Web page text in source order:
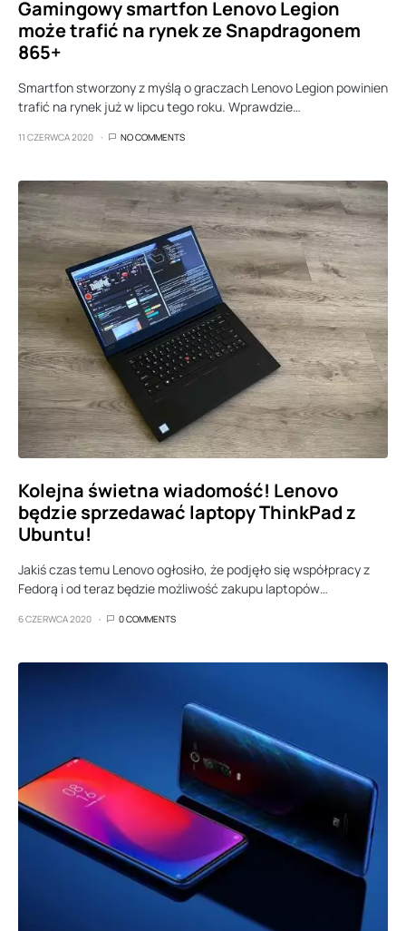
Gamingowy smartfon Lenovo Legion
może trafić na rynek ze Snapdragonem
865+
Smartfon stworzony z myślą o graczach Lenovo Legion powinien
trafić na rynek już w lipcu tego roku. Wprawdzie…
11 CZERWCA 2020 NO COMMENTS
Kolejna świetna wiadomość! Lenovo
będzie sprzedawać laptopy ThinkPad z
Ubuntu!
Jakiś czas temu Lenovo ogłosiło, że podjęło się współpracy z
Fedorą i od teraz będzie możliwość zakupu laptopów…
6 CZERWCA 2020 0 COMMENTS